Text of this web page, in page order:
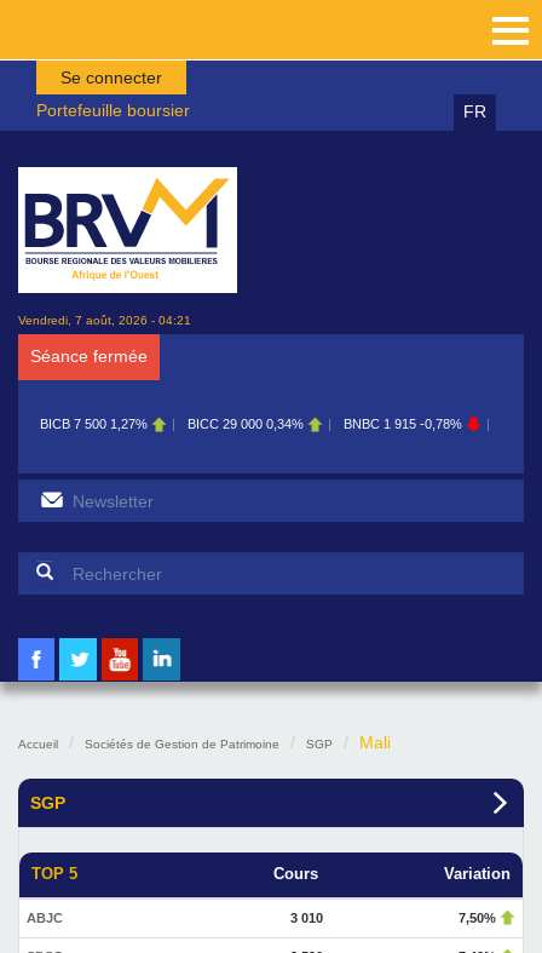
Aller au contenu principal
Se connecter
Portefeuille boursier
FR
Vendredi, 7 août, 2026 - 04:21
Séance fermée
BICB 7 500 1,27% BICC 29 000 0,34% BNBC 1 915 -0,78%
Formulaire de recherche
Accueil Sociétés de Gestion de Patrimoine SGP Mali
SGP
TOP 5 Cours Variation
ABJC 3 010 7,50%